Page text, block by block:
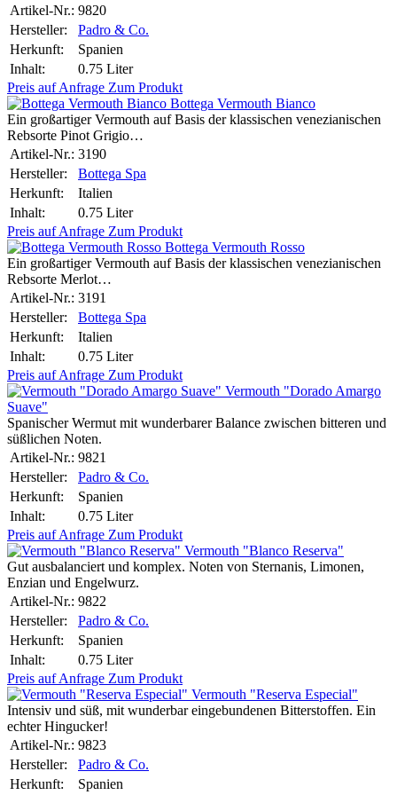
Artikel-Nr.: 9820
Hersteller:
Padro & Co.
Herkunft:
Spanien
Inhalt:
0.75 Liter
Preis auf Anfrage Zum Produkt
Bottega Vermouth Bianco
Ein großartiger Vermouth auf Basis der klassischen venezianischen
Rebsorte Pinot Grigio…
Artikel-Nr.: 3190
Hersteller:
Bottega Spa
Herkunft:
Italien
Inhalt:
0.75 Liter
Preis auf Anfrage Zum Produkt
Bottega Vermouth Rosso
Ein großartiger Vermouth auf Basis der klassischen venezianischen
Rebsorte Merlot…
Artikel-Nr.: 3191
Hersteller:
Bottega Spa
Herkunft:
Italien
Inhalt:
0.75 Liter
Preis auf Anfrage Zum Produkt
Vermouth "Dorado Amargo
Suave"
Spanischer Wermut mit wunderbarer Balance zwischen bitteren und
süßlichen Noten.
Artikel-Nr.: 9821
Hersteller:
Padro & Co.
Herkunft:
Spanien
Inhalt:
0.75 Liter
Preis auf Anfrage Zum Produkt
Vermouth "Blanco Reserva"
Gut ausbalanciert und komplex. Noten von Sternanis, Limonen,
Enzian und Engelwurz.
Artikel-Nr.: 9822
Hersteller:
Padro & Co.
Herkunft:
Spanien
Inhalt:
0.75 Liter
Preis auf Anfrage Zum Produkt
Vermouth "Reserva Especial"
Intensiv und süß, mit wunderbar eingebundenen Bitterstoffen. Ein
echter Hingucker!
Artikel-Nr.: 9823
Hersteller:
Padro & Co.
Herkunft:
Spanien